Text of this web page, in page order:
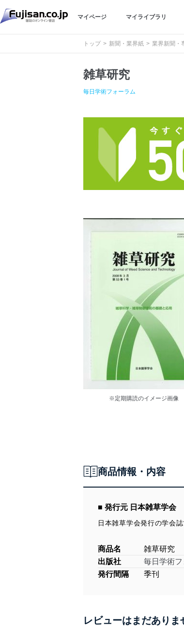
マイページ マイライブラリ
トップ 新聞・業界紙 業界新聞・
雑草研究
毎日学術フォーラム
※定期購読のイメージ画像
商品情報・内容
■ 発行元 日本雑草学会
日本雑草学会発行の学会誌
商品名
雑草研究
出版社
毎日学術フ
発行間隔
季刊
レビューはまだありま